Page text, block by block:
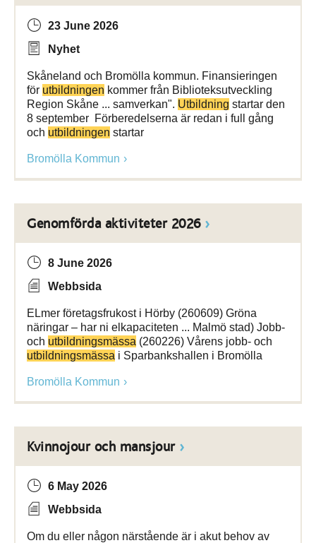
23 June 2026
Nyhet
Skåneland och Bromölla kommun. Finansieringen
för utbildningen kommer från Biblioteksutveckling
Region Skåne ... samverkan". Utbildning startar den
8 september Förberedelserna är redan i full gång
och utbildningen startar
Bromölla Kommun
Genomförda aktiviteter 2026
8 June 2026
Webbsida
ELmer företagsfrukost i Hörby (260609) Gröna
näringar – har ni elkapaciteten ... Malmö stad) Jobb-
och utbildningsmässa (260226) Vårens jobb- och
utbildningsmässa i Sparbankshallen i Bromölla
Bromölla Kommun
Kvinnojour och mansjour
6 May 2026
Webbsida
Om du eller någon närstående är i akut behov av